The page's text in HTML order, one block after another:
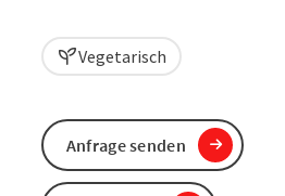
Vegetarisch
Anfrage senden